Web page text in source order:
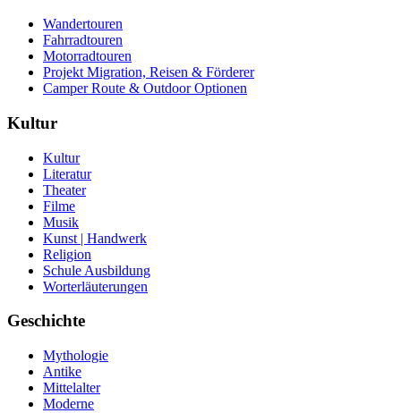
Wandertouren
Fahrradtouren
Motorradtouren
Projekt Migration, Reisen & Förderer
Camper Route & Outdoor Optionen
Kultur
Kultur
Literatur
Theater
Filme
Musik
Kunst | Handwerk
Religion
Schule Ausbildung
Worterläuterungen
Geschichte
Mythologie
Antike
Mittelalter
Moderne